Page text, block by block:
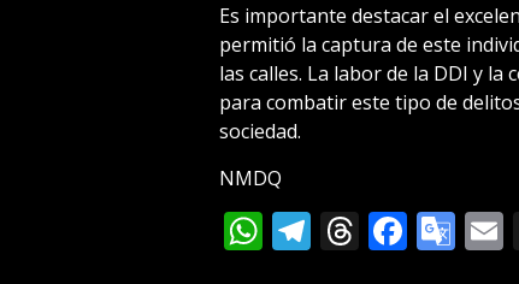
Es importante destacar el
permitió la captura de este
las calles. La labor de la DDI y
para combatir este tipo de
sociedad.
NMDQ
WhatsApp
Telegram
Threads